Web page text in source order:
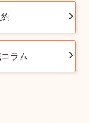
ラム